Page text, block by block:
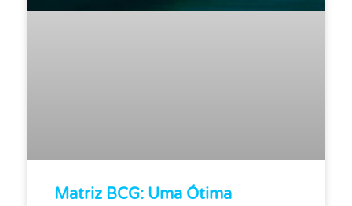
Matriz BCG: Uma Ótima